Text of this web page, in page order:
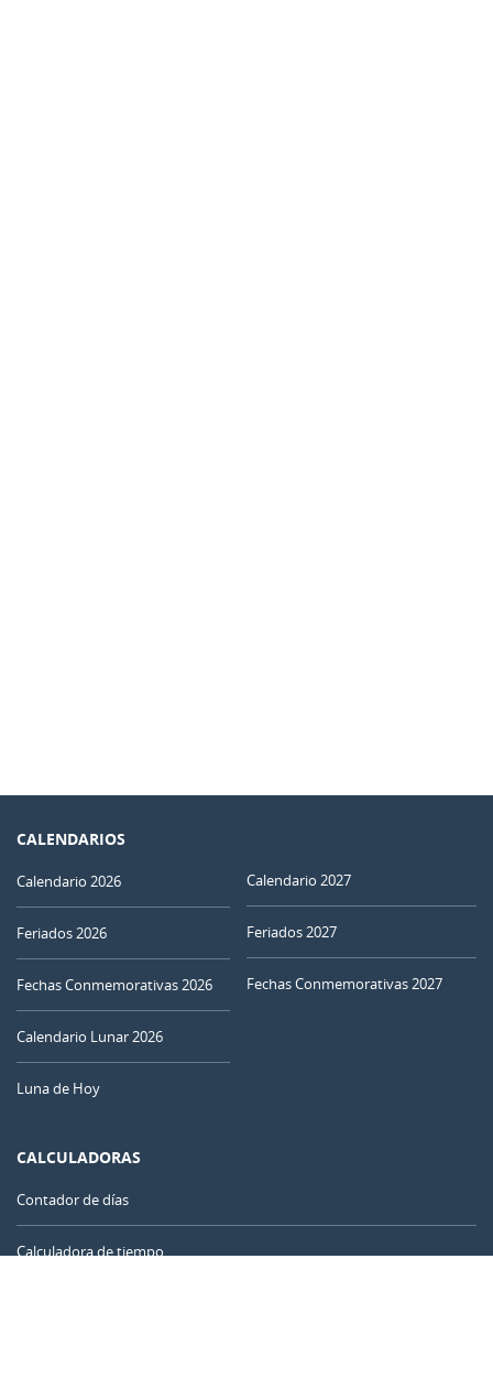
CALENDARIOS
Calendario 2026
Feriados 2026
Fechas Conmemorativas 2026
Calendario Lunar 2026
Luna de Hoy
Calendario 2027
Feriados 2027
Fechas Conmemorativas 2027
CALCULADORAS
Contador de días
Calculadora de tiempo